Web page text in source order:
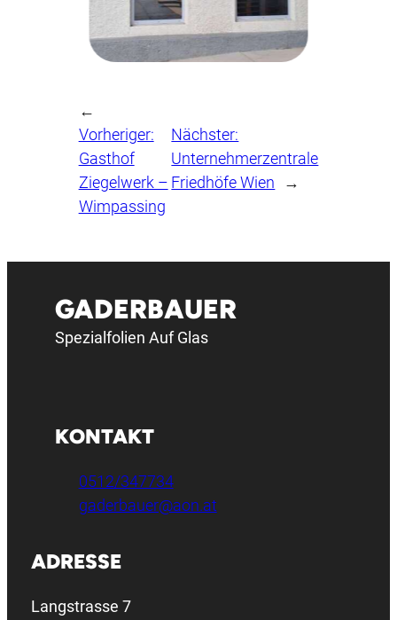
←
Vorheriger:
Gasthof
Ziegelwerk –
Wimpassing
Nächster:
Unternehmerzentrale
Friedhöfe Wien
→
GADERBAUER
Spezialfolien Auf Glas
KONTAKT
0512/347734
gaderbauer@aon.at
ADRESSE
Langstrasse 7